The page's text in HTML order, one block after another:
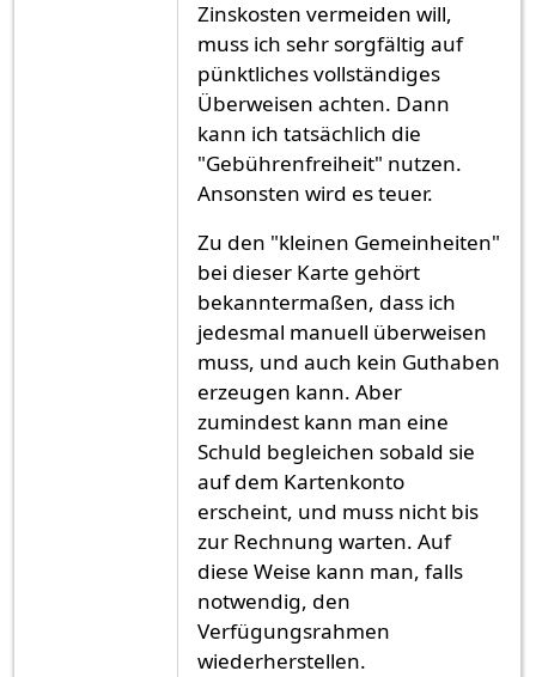
Zinskosten vermeiden will,
muss ich sehr sorgfältig auf
pünktliches vollständiges
Überweisen achten. Dann
kann ich tatsächlich die
"Gebührenfreiheit" nutzen.
Ansonsten wird es teuer.
Zu den "kleinen Gemeinheiten"
bei dieser Karte gehört
bekanntermaßen, dass ich
jedesmal manuell überweisen
muss, und auch kein Guthaben
erzeugen kann. Aber
zumindest kann man eine
Schuld begleichen sobald sie
auf dem Kartenkonto
erscheint, und muss nicht bis
zur Rechnung warten. Auf
diese Weise kann man, falls
notwendig, den
Verfügungsrahmen
wiederherstellen.